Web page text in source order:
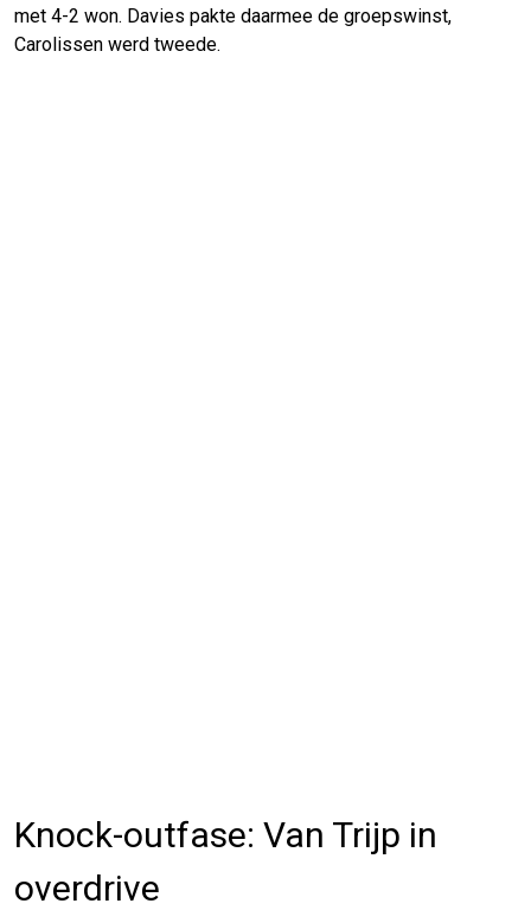
met 4-2 won. Davies pakte daarmee de groepswinst,
Carolissen werd tweede.
Knock-outfase: Van Trijp in
overdrive